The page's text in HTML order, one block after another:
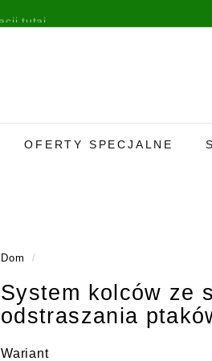
OFERTY SPECJALNE
Dom /
System kolców ze
odstraszania
Wariant